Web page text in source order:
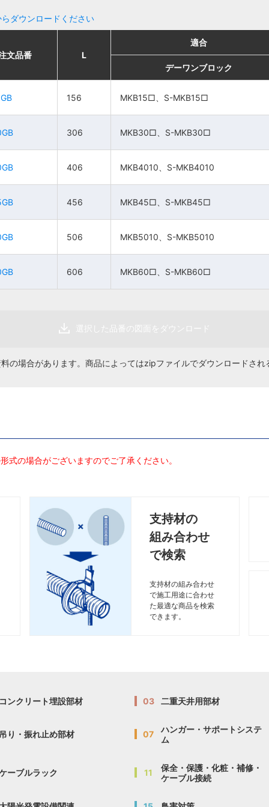
ダウンロードください
L
販売単位
価格
156
MKB15□、S-
1個 525円
306
MKB30□、S-
1個 800円
MKB4010、S-
MKB45□、S-
MKB45□
MKB5010
606 1個 2,000円
文品番 L
適合
デーワンブロック
156 MKB15□、S-MKB15□
306 MKB30□、S-MKB30□
406 MKB4010、S-MKB4010
456 MKB45□、S-MKB45□
506 MKB5010、S-MKB5010
606 MKB60□、S-MKB60□
L
販売単位
価格
156
MKB15□、S-
1個 525円
306
MKB30□、S-
1個 800円
MKB4010、S-
MKB45□、S-
MKB45□
MKB5010
606 1個 2,000円
文品番 L
適合
デーワンブロック
156 MKB15□、S-MKB15□
306 MKB30□、S-MKB30□
406 MKB4010、S-MKB4010
456 MKB45□、S-MKB45□
506 MKB5010、S-MKB5010
606 MKB60□、S-MKB60□
選択した品番の図面をダウンロード
の場合があります。商品によってはzipファイルでダウンロードされ
式の場合がございますのでご了承ください。
支持材の
組み合わせ
で検索
支持材の組み合わせ
で施工用途に合わせ
た最適な商品を検索
できます。
ンクリート埋設部材 03 二重天井用部材
り・振れ止め部材 07
ハンガー・サポートシステ
ム
ーブルラック 11
保全・保護・化粧・補修・
ケーブル接続